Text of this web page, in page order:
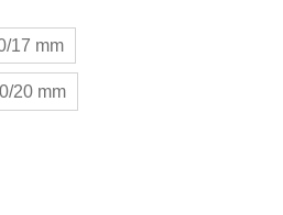
17 mm
20 mm